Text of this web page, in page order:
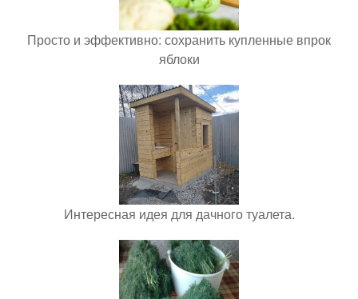
Просто и эффективно: сохранить купленные впрок
яблоки
Интересная идея для дачного туалета.